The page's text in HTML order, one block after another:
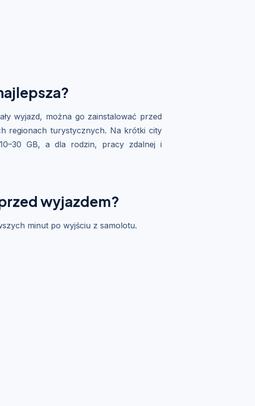
wyjazd, można go zainstalować przed
regionach turystycznych. Na krótki city
GB, a dla rodzin, pracy zdalnej i
wyjazdem?
minut po wyjściu z samolotu.